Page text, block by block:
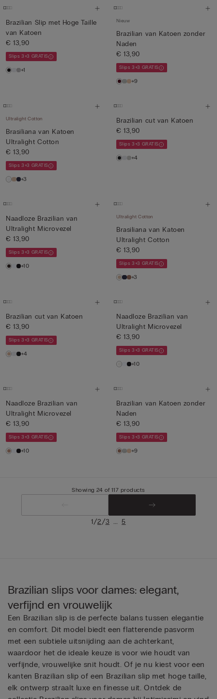
Brazilian Slip met Hoge Taille
van Katoen
€ 13,90
Slips 3+3 GRATIS
+1
Nieuw
Brazilian van Katoen zonder
Naden
€ 13,90
Slips 3+3 GRATIS
+9
Ultralight Cotton
Brasiliana van Katoen
Ultralight Cotton
€ 13,90
Slips 3+3 GRATIS
+3
Brazilian cut van Katoen
€ 13,90
Slips 3+3 GRATIS
+4
Naadloze Brazilian van
Ultralight Microvezel
€ 13,90
Slips 3+3 GRATIS
+10
Ultralight Cotton
Brasiliana van Katoen
Ultralight Cotton
€ 13,90
Slips 3+3 GRATIS
+3
Brazilian cut van Katoen
€ 13,90
Slips 3+3 GRATIS
+4
Naadloze Brazilian van
Ultralight Microvezel
€ 13,90
Slips 3+3 GRATIS
+10
Naadloze Brazilian van
Ultralight Microvezel
€ 13,90
Slips 3+3 GRATIS
+10
Brazilian van Katoen zonder
Naden
€ 13,90
Slips 3+3 GRATIS
+9
Showing 24 of 117 products
1/2/3 ... 5
Brazilian slips voor dames: elegant,
verfijnd en vrouwelijk
Een Brazilian slip is de perfecte balans tussen elegantie
en comfort. Dit model biedt een flatterende pasvorm
met een subtiele uitsnijding aan de achterkant,
waardoor het de ideale keuze is voor wie houdt van
verfijnde, vrouwelijke snit houdt. Of je nu kiest voor een
kanten Brazilian slip of een Brazilian slip met hoge taille,
elk ontwerp straalt luxe en finesse uit. Ontdek de